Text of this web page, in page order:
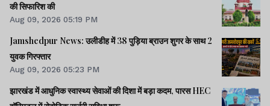
की सिफारिश की
Aug 09, 2026 05:19 PM
Jamshedpur News: उलीडीह में 38 पुड़िया ब्राउन शुगर के साथ 2
युवक गिरफ्तार
Aug 09, 2026 05:23 PM
झारखंड में आधुनिक स्वास्थ्य सेवाओं की दिशा में बड़ा कदम, पारस HEC